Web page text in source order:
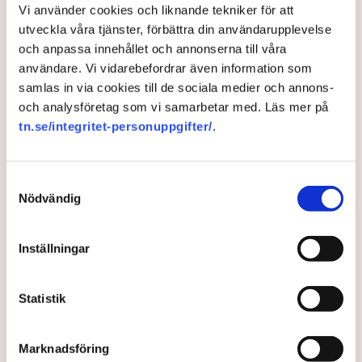
Vi använder cookies och liknande tekniker för att
utveckla våra tjänster, förbättra din användarupplevelse
och anpassa innehållet och annonserna till våra
användare. Vi vidarebefordrar även information som
samlas in via cookies till de sociala medier och annons-
och analysföretag som vi samarbetar med. Läs mer på
tn.se/integritet-personuppgifter/.
Nödvändig
Inställningar
Statistik
Marknadsföring
3 weeks ago | Av: Redaktionen
Thedéens larm: ”Vi har redan
alltför mycket av amerikansk